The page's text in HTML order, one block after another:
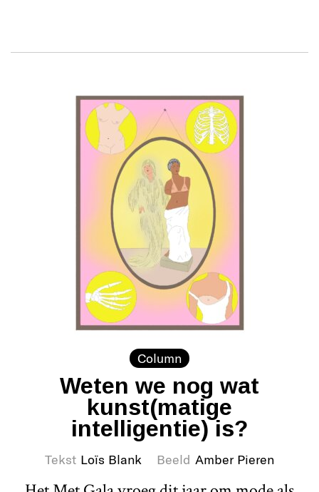
Column
Weten we nog wat
kunst(matige
intelligentie) is?
Tekst Loïs Blank Beeld Amber Pieren